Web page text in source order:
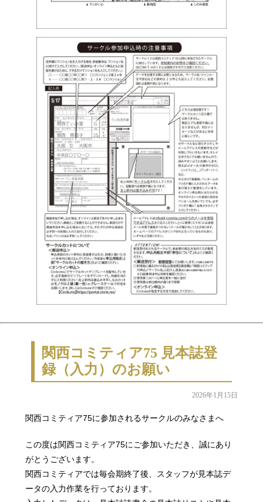
関西コミティア75 見本誌登
録（入力）のお願い
2026年1月15日
関西コミティア75に参加されるサークルのみなさまへ
この度は関西コミティア75にご参加いただき、誠にあり
がとうございます。
関西コミティアでは毎会期終了後、スタッフが見本誌デ
ータの入力作業を行っております。